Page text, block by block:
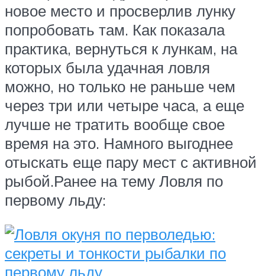
новое место и просверлив лунку
попробовать там. Как показала
практика, вернуться к лункам, на
которых была удачная ловля
можно, но только не раньше чем
через три или четыре часа, а еще
лучше не тратить вообще свое
время на это. Намного выгоднее
отыскать еще пару мест с активной
рыбой.Ранее на тему Ловля по
первому льду: